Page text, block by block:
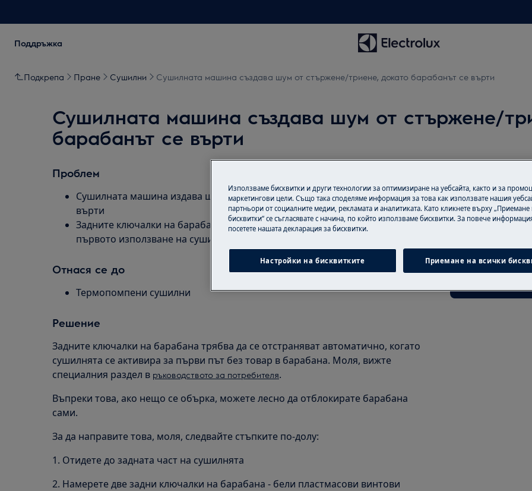
Поддръжка
Подкрепа Пране Сушилни Сушилната машина създава шум от стържене/триене, докато барабанът се върти
Сушилната машина създава шум от стържене/
барабанът се върти
Проблем
Сушилната машина издава шум от стържене/триене, докато барабанът се
върти
Задните ключалки на барабана не са били освободени правилно при
първото използване на сушилнята
Отнася се до
Термопомпени сушилни
Решение
Задните ключалки на барабана трябва да се отстраняват автоматично, когато
сушилнята се активира за първи път без товар в барабана. Моля, вижте
специалния раздел в ръководството за потребителя.
Въпреки това, ако нещо се обърка, можете лесно да отблокирате барабана
сами.
За да направите това, моля, следвайте стъпките по-долу:
1. Отидете до задната част на сушилнята
2. Намерете две задни ключалки на барабана - бели пластмасови винтови
Намерете
Намерете
информация и
Свалете
Използваме бисквитки и други технологии за оптимизиране на уебсайта, както и за
маркетингови цели. Също така споделяме информация за това как използвате нашия
партньори от социалните медии, рекламата и аналитиката. Като кликнете върху „Приемане
бисквитки“ се съгласявате с начина, по който използваме бисквитки. За повече
посетете нашата декларация за бисквитки.
Настройки на бисквитките Приемане на всички